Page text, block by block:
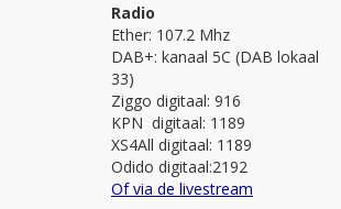
Radio
Ether: 107.2 Mhz
DAB+: kanaal 5C (DAB lokaal
33)
Ziggo digitaal: 916
KPN digitaal: 1189
XS4All digitaal: 1189
Odido digitaal:2192
Of via de livestream